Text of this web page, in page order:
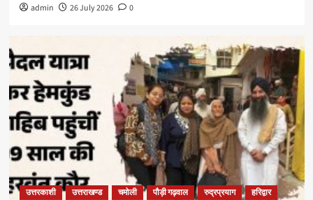
admin 26 July 2026 0
उत्तरकाशी उत्तराखण्ड चमोली पौड़ी गढ़वाल रुद्रप्रयाग हरिद्वार